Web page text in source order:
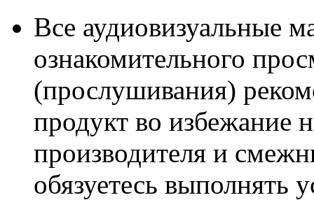
Все аудиовизуальные
ознакомительного
(прослушивания)
продукт во избежание
производителя и
обязуетесь выполнять